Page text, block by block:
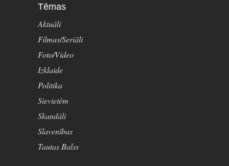
Tēmas
Aktuāli
Filmas/Seriāli
Foto/Video
Izklaide
Politika
Sievietēm
Skandāli
Slavenības
Tautas Balss